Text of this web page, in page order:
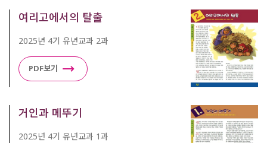
여리고에서의 탈출
2025년 4기 유년교과 2과
PDF보기
거인과 메뚜기
2025년 4기 유년교과 1과